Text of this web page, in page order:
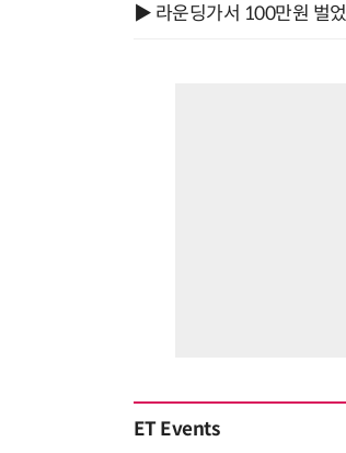
▶ 라운딩가서 100만원 벌
ET Events